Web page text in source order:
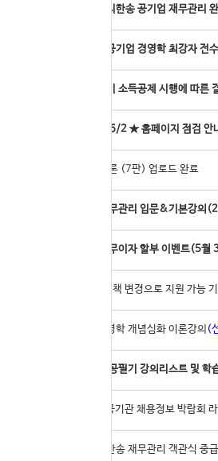
[온라인]지한송 공기업 재무관리
[온라인]공기업 경영학 최강자 전
도서구입비 소득공제 시행에 따른
★ 6/1 ~ 6/2 ★ 홈페이지 점검 안
경영학 이론 (7판) 업로드 완료
지한송 재무관리 입문&기본강의
카드사별 무이자 할부 이벤트(5월
<b>IOS 정책 변경으로 지원 가능
[실강]경영학 개념심화 이론강의 (
공기업 전공필기 강의리스트 및 학
2022 공공기관 채용정보 박람회
[실강]지한송 재무관리 객관식 중